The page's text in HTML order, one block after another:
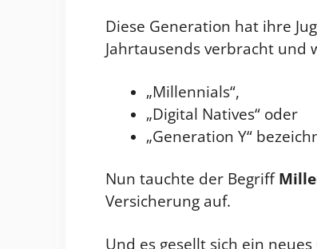
Diese Generation hat ihre
Jahrtausends verbracht und
„Millennials“,
„Digital Natives“ oder
„Generation Y“
Nun tauchte der Begriff
Versicherung auf.
Und es gesellt sich ein